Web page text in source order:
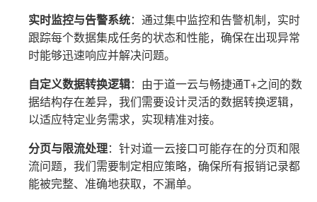
实时监控与告警系统：通过集中监控和告警机制，实时
跟踪每个数据集成任务的状态和性能，确保在出现异常
时能够迅速响应并解决问题。
自定义数据转换逻辑：由于道一云与畅捷通T+之间的数
据结构存在差异，我们需要设计灵活的数据转换逻辑，
以适应特定业务需求，实现精准对接。
分页与限流处理：针对道一云接口可能存在的分页和限
流问题，我们需要制定相应策略，确保所有报销记录都
能被完整、准确地获取，不漏单。